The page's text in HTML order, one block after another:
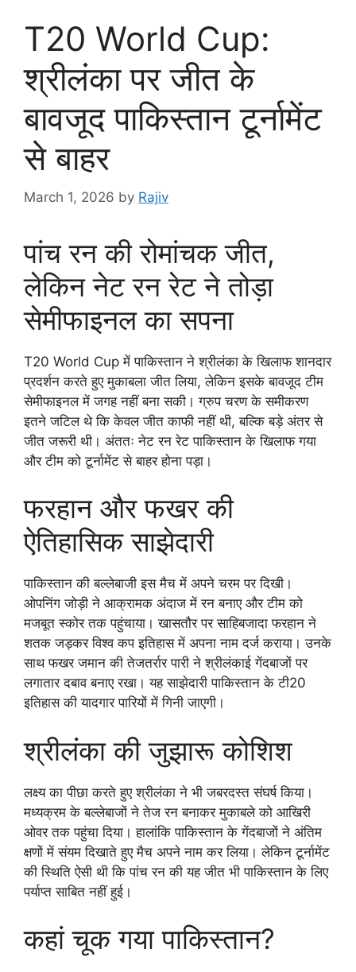
T20 World Cup:
श्रीलंका पर जीत के
बावजूद पाकिस्तान टूर्नामेंट
से बाहर
March 1, 2026 by Rajiv
पांच रन की रोमांचक जीत,
लेकिन नेट रन रेट ने तोड़ा
सेमीफाइनल का सपना
T20 World Cup में पाकिस्तान ने श्रीलंका के खिलाफ शानदार
प्रदर्शन करते हुए मुकाबला जीत लिया, लेकिन इसके बावजूद टीम
सेमीफाइनल में जगह नहीं बना सकी। ग्रुप चरण के समीकरण
इतने जटिल थे कि केवल जीत काफी नहीं थी, बल्कि बड़े अंतर से
जीत जरूरी थी। अंततः नेट रन रेट पाकिस्तान के खिलाफ गया
और टीम को टूर्नामेंट से बाहर होना पड़ा।
फरहान और फखर की
ऐतिहासिक साझेदारी
पाकिस्तान की बल्लेबाजी इस मैच में अपने चरम पर दिखी।
ओपनिंग जोड़ी ने आक्रामक अंदाज में रन बनाए और टीम को
मजबूत स्कोर तक पहुंचाया। खासतौर पर साहिबजादा फरहान ने
शतक जड़कर विश्व कप इतिहास में अपना नाम दर्ज कराया। उनके
साथ फखर जमान की तेजतर्रार पारी ने श्रीलंकाई गेंदबाजों पर
लगातार दबाव बनाए रखा। यह साझेदारी पाकिस्तान के टी20
इतिहास की यादगार पारियों में गिनी जाएगी।
श्रीलंका की जुझारू कोशिश
लक्ष्य का पीछा करते हुए श्रीलंका ने भी जबरदस्त संघर्ष किया।
मध्यक्रम के बल्लेबाजों ने तेज रन बनाकर मुकाबले को आखिरी
ओवर तक पहुंचा दिया। हालांकि पाकिस्तान के गेंदबाजों ने अंतिम
क्षणों में संयम दिखाते हुए मैच अपने नाम कर लिया। लेकिन टूर्नामेंट
की स्थिति ऐसी थी कि पांच रन की यह जीत भी पाकिस्तान के लिए
पर्याप्त साबित नहीं हुई।
कहां चूक गया पाकिस्तान?